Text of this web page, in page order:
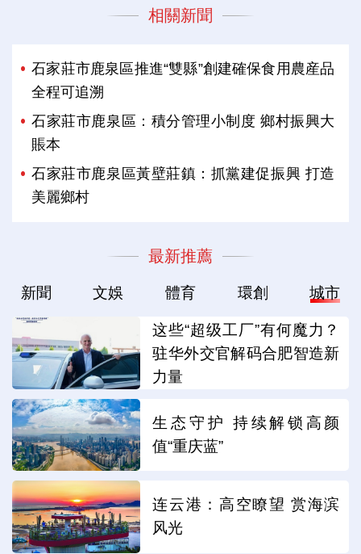
相關新聞
石家莊市鹿泉區推進“雙縣”創建確保食用農産品
全程可追溯
石家莊市鹿泉區：積分管理小制度 鄉村振興大
賬本
石家莊市鹿泉區黃壁莊鎮：抓黨建促振興 打造
美麗鄉村
最新推薦
新聞 文娛 體育 環創 城市
这些“超级工厂”有何魔力？
驻华外交官解码合肥智造新
力量
生态守护 持续解锁高颜
值“重庆蓝”
连云港：高空瞭望 赏海滨
风光